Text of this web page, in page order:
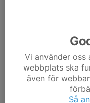
Vi använder
webbplats ska
även för
Så